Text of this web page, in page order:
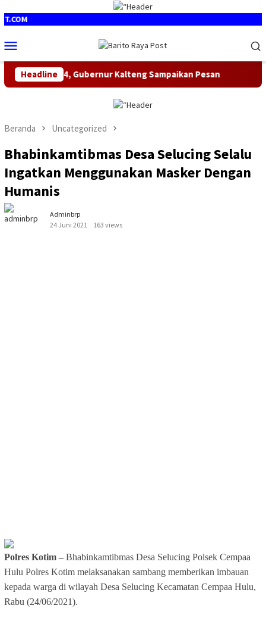
ke
Mobile
Headline
Ke-24, Gubernur Kalteng Sampaikan Pesan
Beranda Uncategorized
Bhabinkamtibmas Desa Selucing Selalu
Ingatkan Menggunakan Masker Dengan
Humanis
Adminbrp
24 Juni 2021
163 views
Polres Kotim – Bhabinkamtibmas Desa Selucing Polsek Cempaa
Hulu Polres Kotim melaksanakan sambang memberikan imbauan
kepada warga di wilayah Desa Selucing Kecamatan Cempaa Hulu,
Rabu (24/06/2021).